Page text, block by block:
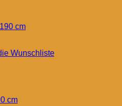
Wunschliste
cm